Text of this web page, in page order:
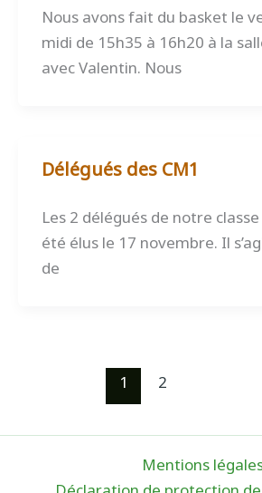
Nous avons fait du basket le
midi de 15h35 à 16h20 à la
avec Valentin. Nous
Délégués des CM1
Les 2 délégués de notre
été élus le 17 novembre. Il
de
1 2
Mentions